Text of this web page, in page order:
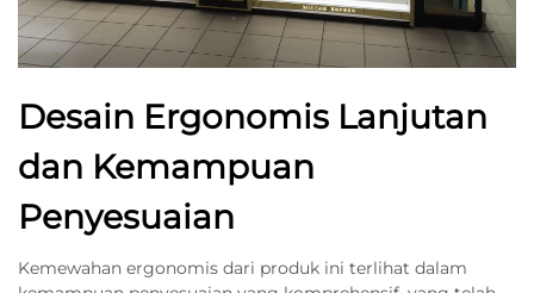
Desain Ergonomis Lanjutan
dan Kemampuan
Penyesuaian
Kemewahan ergonomis dari produk ini terlihat dalam